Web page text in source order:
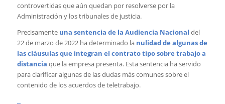
controvertidas que aún quedan por resolverse por la
Administración y los tribunales de justicia.
Precisamente una sentencia de la Audiencia Nacional del
22 de marzo de 2022 ha determinado la nulidad de algunas de
las cláusulas que integran el contrato tipo sobre trabajo a
distancia que la empresa presenta. Esta sentencia ha servido
para clarificar algunas de las dudas más comunes sobre el
contenido de los acuerdos de teletrabajo.